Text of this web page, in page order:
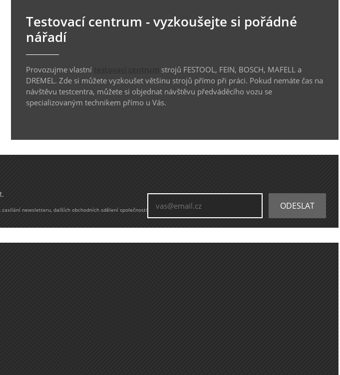
Testovací centrum - vyzkoušejte si pořádné
nářadí
Provozujme vlastní
strojů FESTOOL, FEIN, BOSCH, MAFELL a
DREMEL. Zde si můžete vyzkoušet většinu strojů přímo při práci. Pokud nemáte čas na
návštěvu testcentra, můžete si objednat návštěvu předváděcího vozu se
specializovaným technikem přímo u Vás.
newsletteru, dalších obchodních sdělení společnosti